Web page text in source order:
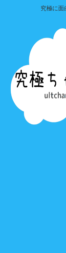
究極に面